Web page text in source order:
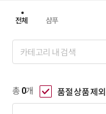
전체 샴푸
총 0개 품절 상품 제외